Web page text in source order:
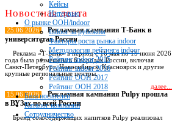
Кейсы
Интервью
О рынке OOH/indoor
Indoor за рубежом
Факторы роста рынка indoor
Методология рейтинга indoor
Рейтинг indoor 2015
Рейтинг indoor 2016
Рейтинг OOH 2017
Рейтинг OOH 2018
База носителей
Каталог компаний
Сотрудничество
Новостная лента
25.06.2026
Рекламная кампания Т-Банк в
университетах России
Реклама «Т-Банк» в период с 16 мая по 15 июня 2026
года была размещена в 6 городах России, включая
Санкт-Петербург, Новосибирск, Красноярск и другие
крупные региональные центры.
далее...
15.06.2026
Рекламная кампания Pulpy прошла
в ВУЗах по всей России
Бренд сокосодержащих напитков Pulpy реализовал